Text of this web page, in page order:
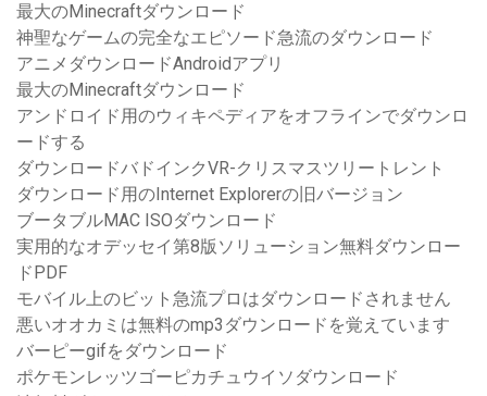
最大のMinecraftダウンロード
神聖なゲームの完全なエピソード急流のダウンロード
アニメダウンロードAndroidアプリ
最大のMinecraftダウンロード
アンドロイド用のウィキペディアをオフラインでダウンロ
ードする
ダウンロードバドインクVR-クリスマスツリートレント
ダウンロード用のInternet Explorerの旧バージョン
ブータブルMAC ISOダウンロード
実用的なオデッセイ第8版ソリューション無料ダウンロー
ドPDF
モバイル上のビット急流プロはダウンロードされません
悪いオオカミは無料のmp3ダウンロードを覚えています
バーピーgifをダウンロード
ポケモンレッツゴーピカチュウイソダウンロード